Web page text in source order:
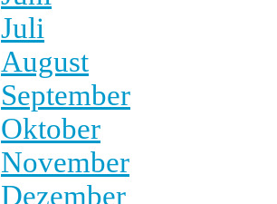
Juli
August
September
Oktober
November
Dezember